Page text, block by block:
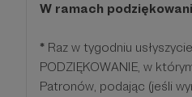
W ramach
* Raz w tygodniu
PODZIĘKOWANIE, w
Patronów, podając (jeśli